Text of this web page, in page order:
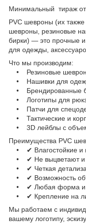
Минимальный тираж от
PVC шевроны (их
шевроны, резиновые
бирки) — это прочные и
для одежды,
Что мы производим:
• Резиновые
• Нашивки для
• Брендированные
• Логотипы для
• Патчи для
• Тактические и
• 3D лейблы с
Преимущества PVC
• ✔ Влагостойкие и
• ✔ Не выцветают и
• ✔ Четкая
• ✔ Возможность
• ✔ Любая форма и
• ✔ Крепление на
Мы работаем с
вашему логотипу,